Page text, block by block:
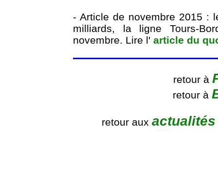
- Article de novembre 2015 :
milliards, la ligne Tours-
novembre. Lire l' article du
retour à
retour à
retour aux